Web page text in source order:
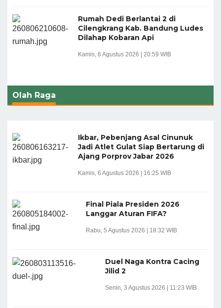
Rumah Dedi Berlantai 2 di
Cilengkrang Kab. Bandung Ludes
Dilahap Kobaran Api
Kamis, 6 Agustus 2026 | 20:59 WIB
Olah Raga
Ikbar, Pebenjang Asal Cinunuk
Jadi Atlet Gulat Siap Bertarung di
Ajang Porprov Jabar 2026
Kamis, 6 Agustus 2026 | 16:25 WIB
Final Piala Presiden 2026
Langgar Aturan FIFA?
Rabu, 5 Agustus 2026 | 18:32 WIB
Duel Naga Kontra Cacing
Jilid 2
Senin, 3 Agustus 2026 | 11:23 WIB